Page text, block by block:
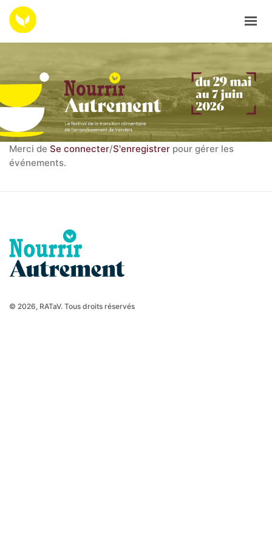
PROGRAMMATION 2026
LES RESSOURCES
LES ARCHIVES
LE RÉPERTOIRE LOCAL
Merci de Se connecter/S'enregistrer pour gérer les
événements.
© 2026, RATaV. Tous droits réservés